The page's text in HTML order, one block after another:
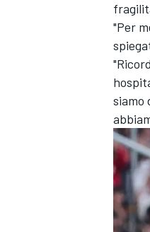
"Per
siamo